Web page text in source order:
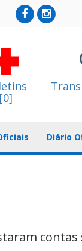
[0]
Diário
contas